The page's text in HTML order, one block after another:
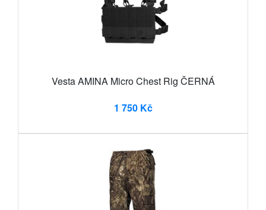
Vesta AMINA Micro Chest Rig ČERNÁ
1 750 Kč